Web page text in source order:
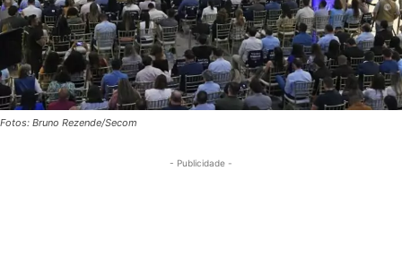
Fotos: Bruno Rezende/Secom
- Publicidade -